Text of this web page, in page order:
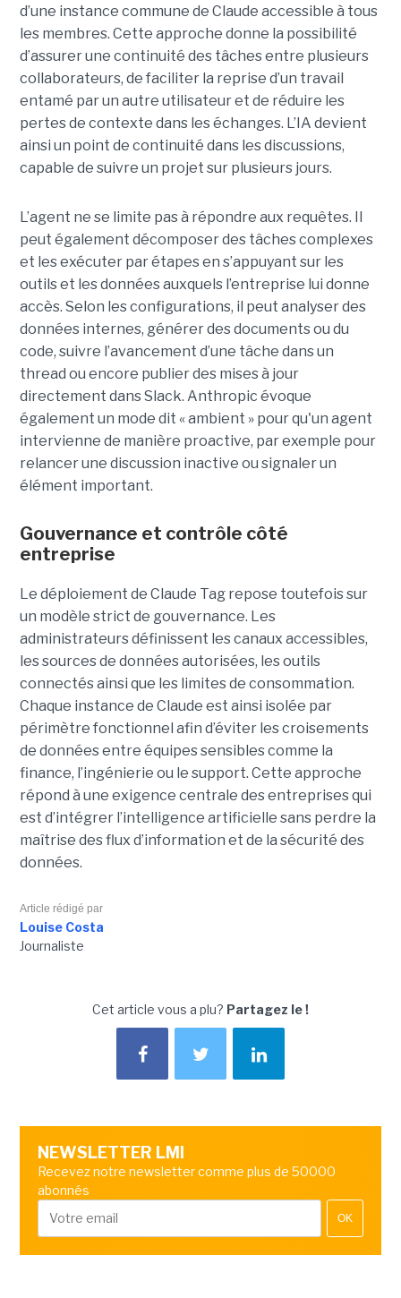
d’une instance commune de Claude accessible à tous
les membres. Cette approche donne la possibilité
d’assurer une continuité des tâches entre plusieurs
collaborateurs, de faciliter la reprise d’un travail
entamé par un autre utilisateur et de réduire les
pertes de contexte dans les échanges. L’IA devient
ainsi un point de continuité dans les discussions,
capable de suivre un projet sur plusieurs jours.
L’agent ne se limite pas à répondre aux requêtes. Il
peut également décomposer des tâches complexes
et les exécuter par étapes en s’appuyant sur les
outils et les données auxquels l’entreprise lui donne
accès. Selon les configurations, il peut analyser des
données internes, générer des documents ou du
code, suivre l’avancement d’une tâche dans un
thread ou encore publier des mises à jour
directement dans Slack. Anthropic évoque
également un mode dit « ambient » pour qu'un agent
intervienne de manière proactive, par exemple pour
relancer une discussion inactive ou signaler un
élément important.
Gouvernance et contrôle côté
entreprise
Le déploiement de Claude Tag repose toutefois sur
un modèle strict de gouvernance. Les
administrateurs définissent les canaux accessibles,
les sources de données autorisées, les outils
connectés ainsi que les limites de consommation.
Chaque instance de Claude est ainsi isolée par
périmètre fonctionnel afin d’éviter les croisements
de données entre équipes sensibles comme la
finance, l’ingénierie ou le support. Cette approche
répond à une exigence centrale des entreprises qui
est d’intégrer l’intelligence artificielle sans perdre la
maîtrise des flux d’information et de la sécurité des
données.
Article rédigé par
Louise Costa
Journaliste
Cet article vous a plu? Partagez le !
NEWSLETTER LMI
Recevez notre newsletter comme plus de 50000
abonnés
OK